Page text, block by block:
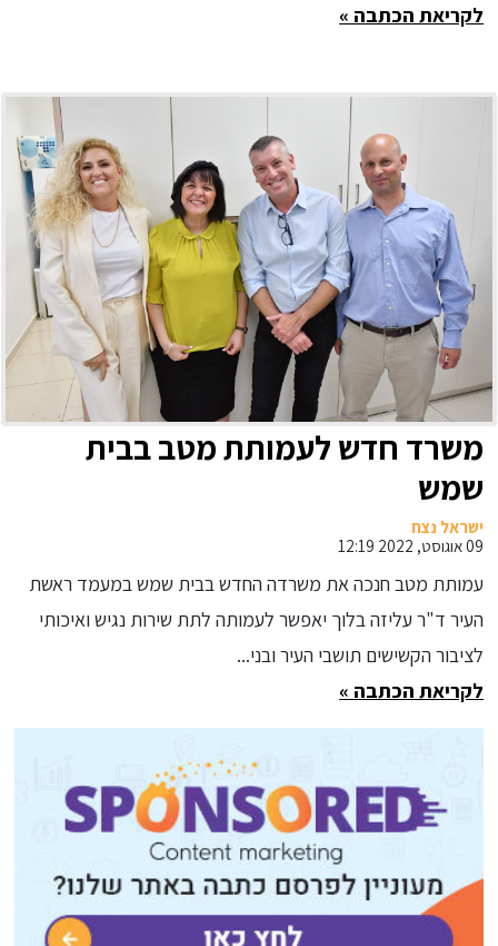
לקריאת הכתבה »
משרד חדש לעמותת מטב בבית
שמש
ישראל נצח
09 אוגוסט, 2022 12:19
עמותת מטב חנכה את משרדה החדש בבית שמש במעמד ראשת
העיר ד"ר עליזה בלוך יאפשר לעמותה לתת שירות נגיש ואיכותי
לציבור הקשישים תושבי העיר ובני...
לקריאת הכתבה »